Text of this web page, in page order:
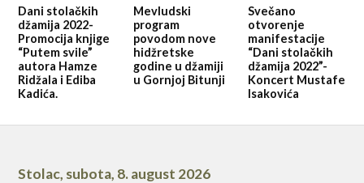
Dani stolačkih
džamija 2022-
Promocija knjige
“Putem svile”
autora Hamze
Ridžala i Ediba
Kadića.
Mevludski
program
povodom nove
hidžretske
godine u džamiji
u Gornjoj Bitunji
Svečano
otvorenje
manifestacije
“Dani stolačkih
džamija 2022”-
Koncert Mustafe
Isakovića
Stolac, subota, 8. august 2026